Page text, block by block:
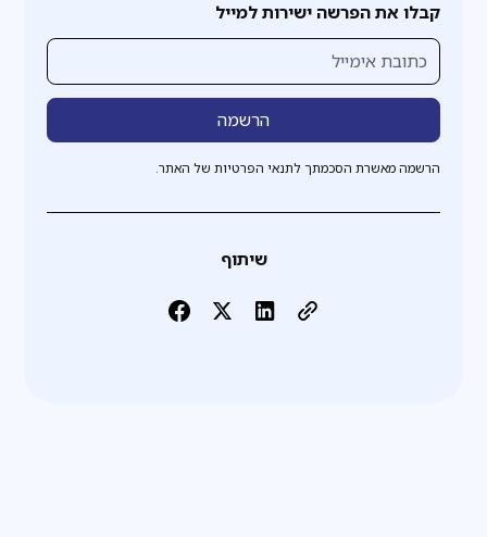
קבלו את הפרשה ישירות למייל
הרשמה מאשרת הסכמתך לתנאי הפרטיות של האתר.
שיתוף